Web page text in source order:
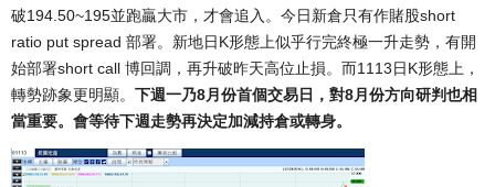
破194.50~195並跑贏大市，才會追入。 今日新倉只有作賭股short
ratio put spread 部署。 新地日K形態上似乎行完終極一升走勢，有開
始部署short call 博回調，再升破昨天高位止損。而1113日K形態上，
轉勢跡象更明顯。 下週一乃8月份首個交易日，對8月份方向研判也相
當重要。 會等待下週走勢再決定加減持倉或轉身。